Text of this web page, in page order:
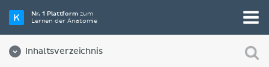
Nr. 1 Plattformzum
Lernen der Anatomie
Inhaltsverzeichnis
Wähle die beste Lernmethode für dich
Videos